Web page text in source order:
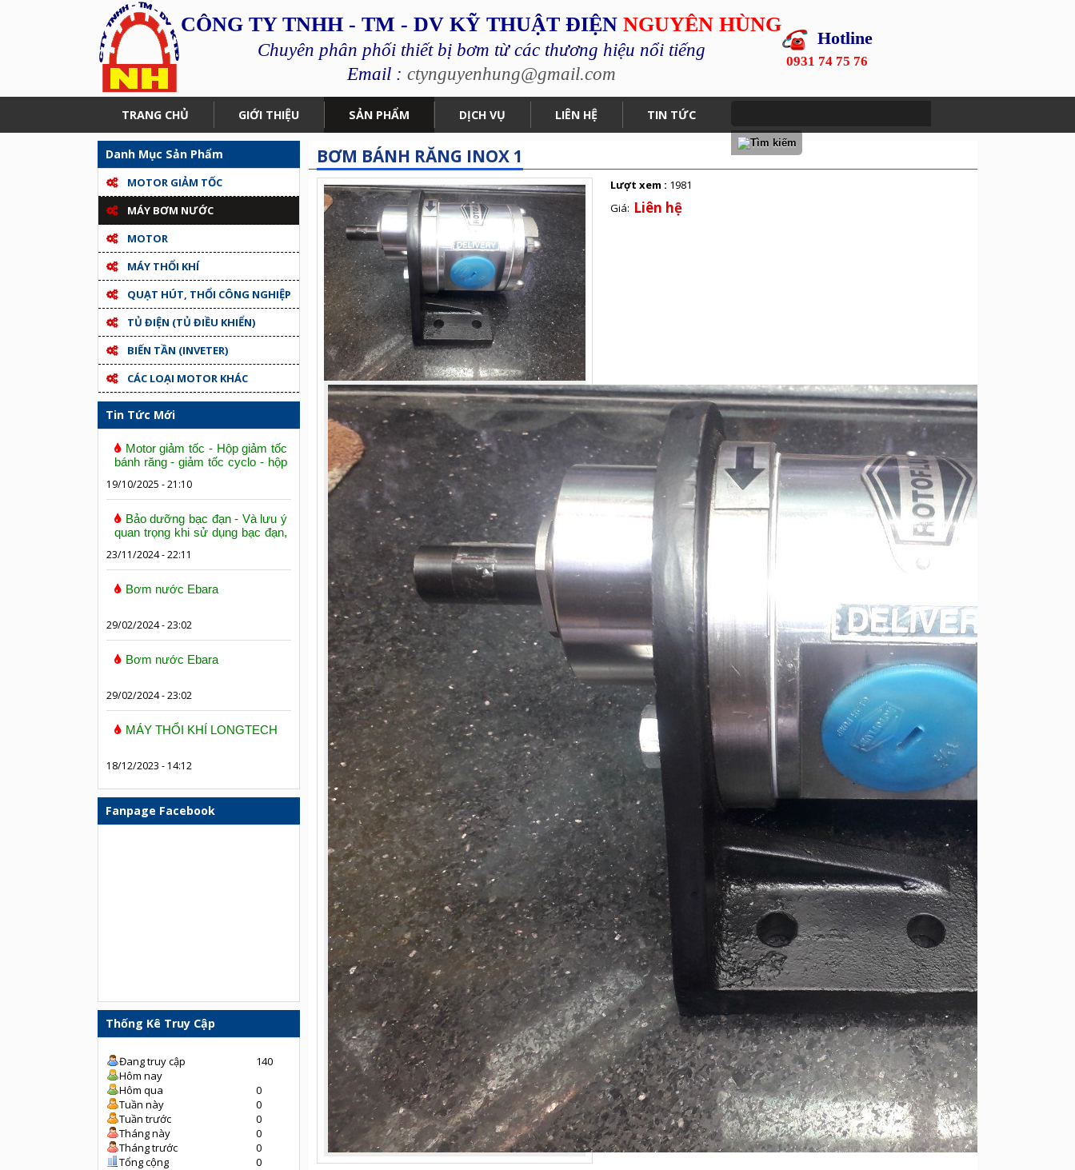
CÔNG TY TNHH - TM - DV KỸ THUẬT ĐIỆN NGUYÊN HÙNG
Chuyên phân phối thiết bị bơm từ các thương hiệu nổi tiếng
Email : ctynguyenhung@gmail.com
Hotline
0931 74 75 76
TRANG CHỦ GIỚI THIỆU SẢN PHẨM DỊCH VỤ LIÊN HỆ TIN TỨC
Danh Mục Sản Phẩm
MOTOR GIẢM TỐC
MÁY BƠM NƯỚC
MOTOR
MÁY THỔI KHÍ
QUẠT HÚT, THỔI CÔNG NGHIỆP
TỦ ĐIỆN (TỦ ĐIỀU KHIỂN)
BIẾN TẦN (INVETER)
CÁC LOẠI MOTOR KHÁC
Tin Tức Mới
Motor giảm tốc - Hộp giảm tốc
bánh răng - giảm tốc cyclo - hộp
19/10/2025 - 21:10
Bảo dưỡng bạc đạn - Và lưu ý
quan trọng khi sử dụng bạc đạn,
23/11/2024 - 22:11
Bơm nước Ebara
29/02/2024 - 23:02
Bơm nước Ebara
29/02/2024 - 23:02
MÁY THỔI KHÍ LONGTECH
18/12/2023 - 14:12
Fanpage Facebook
Thống Kê Truy Cập
Đang truy cập
140
Hôm nay
Hôm qua
0
Tuần này
0
Tuần trước
0
Tháng này
0
Tháng trước
0
Tổng cộng
0
BƠM BÁNH RĂNG INOX 1
Lượt xem : 1981
Giá: Liên hệ